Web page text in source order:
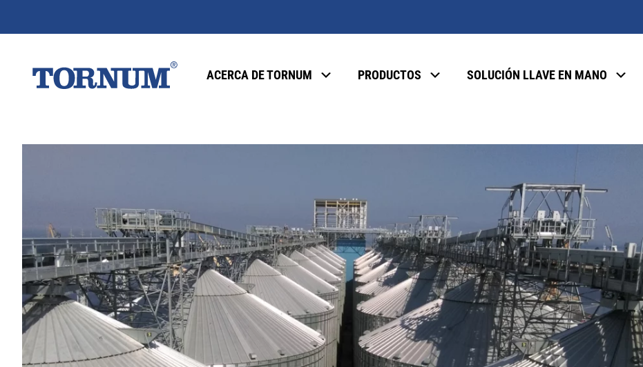
ACERCA DE TORNUM PRODUCTOS SOLUCIÓN LLAVE EN MANO